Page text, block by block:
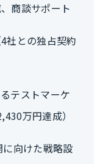
商談サポート
社との独占契約
テストマーケ
万円達成）
向けた戦略設